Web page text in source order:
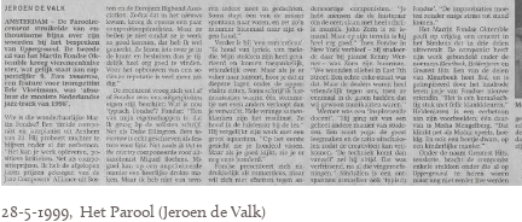
28-5-1999, Het Parool (Jeroen de Valk)